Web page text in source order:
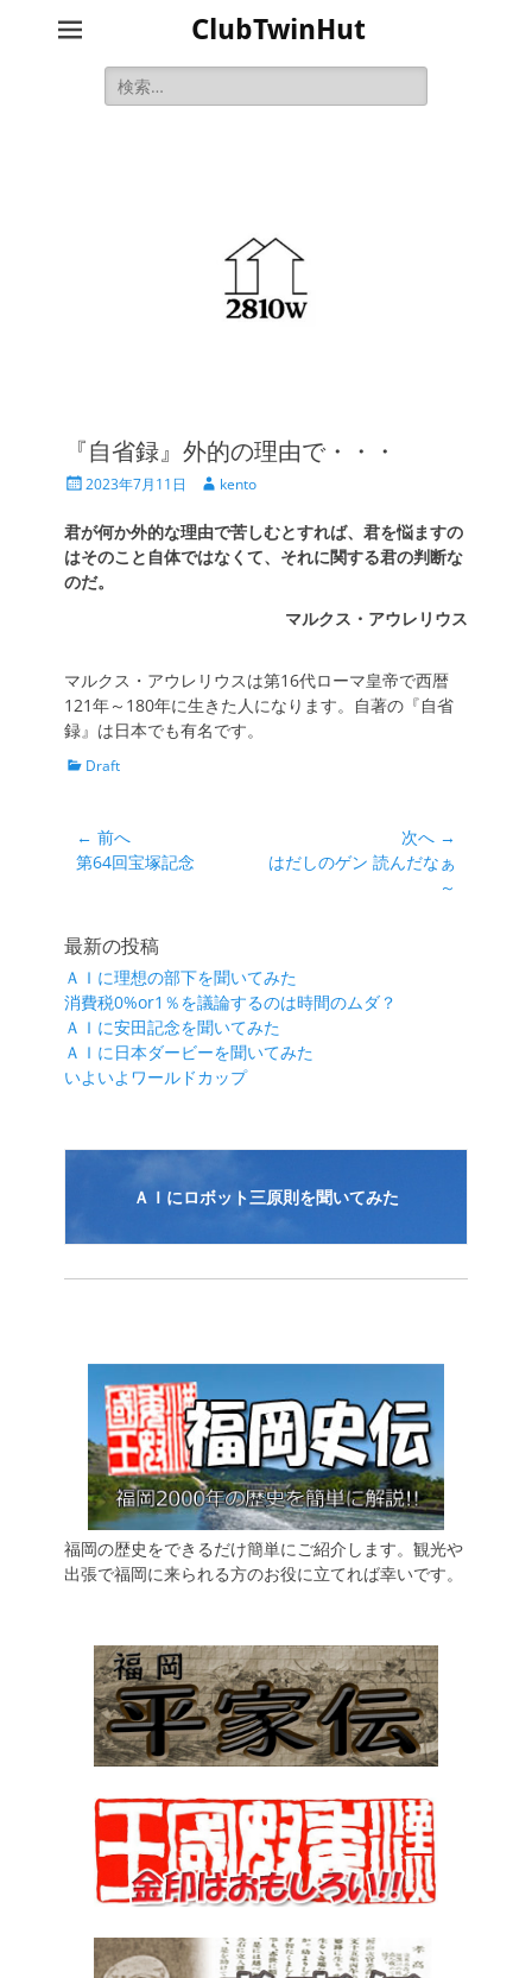
ClubTwinHut
検
索:
『自省録』外的の理由で・・・
投
日
2023年7月11日
投
者
kento
君が何か外的な理由で苦しむとすれば、君を悩ますの
はそのこと自体ではなくて、それに関する君の判断な
のだ。
マルクス・アウレリウス
マルクス・アウレリウスは第16代ローマ皇帝で西暦
121年～180年に生きた人になります。自著の『自省
録』は日本でも有名です。
カ Draft
投
稿
ビ
ゲ
ー
シ
ョ
ン
← 前へ
前
稿:
第64回宝塚記念
次へ →
次
はだしのゲン 読んだなぁ
～
最新の投稿
ＡＩに理想の部下を聞いてみた
消費税0%or1％を議論するのは時間のムダ？
ＡＩに安田記念を聞いてみた
ＡＩに日本ダービーを聞いてみた
いよいよワールドカップ
ＡＩにロボット三原則を聞いてみた
福岡の歴史をできるだけ簡単にご紹介します。観光や
出張で福岡に来られる方のお役に立てれば幸いです。